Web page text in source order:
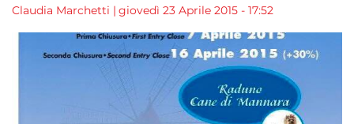
Claudia Marchetti | giovedì 23 Aprile 2015 - 17:52